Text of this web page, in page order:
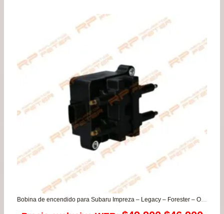
precios:
desde
$93.990
hasta
$103.990
Bobina de encendido para Subaru Impreza – Legacy – Forester – Outback